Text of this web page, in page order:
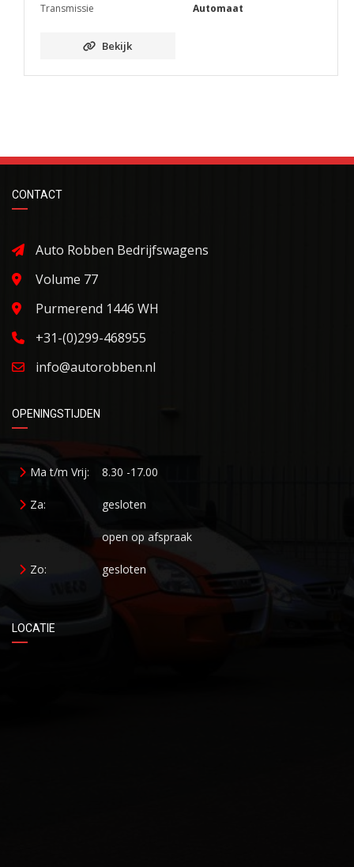
Transmissie
Automaat
Bekijk
CONTACT
Auto Robben Bedrijfswagens
Volume 77
Purmerend 1446 WH
+31-(0)299-468955
info@autorobben.nl
OPENINGSTIJDEN
Ma t/m Vrij: 8.30 -17.00
Za: gesloten
open op afspraak
Zo: gesloten
LOCATIE